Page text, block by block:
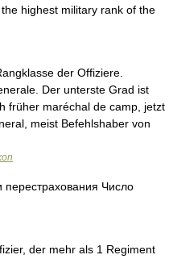
highest military rank of the
der Offiziere.
Der unterste Grad ist
früher maréchal de camp, jetzt
meist Befehlshaber von
перестрахования Число
der mehr als 1 Regiment